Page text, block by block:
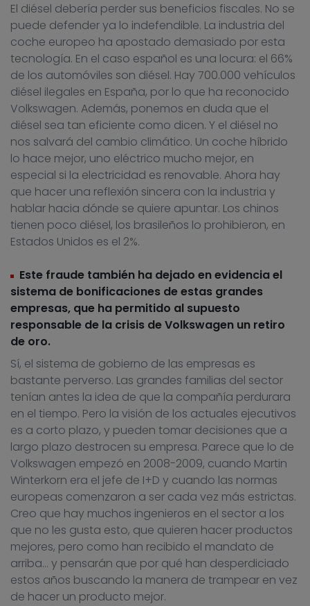
El diésel debería perder sus beneficios fiscales. No se
puede defender ya lo indefendible. La industria del
coche europeo ha apostado demasiado por esta
tecnología. En el caso español es una locura: el 66%
de los automóviles son diésel. Hay 700.000 vehículos
diésel ilegales en España, por lo que ha reconocido
Volkswagen. Además, ponemos en duda que el
diésel sea tan eficiente como dicen. Y el diésel no
nos salvará del cambio climático. Un coche híbrido
lo hace mejor, uno eléctrico mucho mejor, en
especial si la electricidad es renovable. Ahora hay
que hacer una reflexión sincera con la industria y
hablar hacia dónde se quiere apuntar. Los chinos
tienen poco diésel, los brasileños lo prohibieron, en
Estados Unidos es el 2%.
Este fraude también ha dejado en evidencia el
sistema de bonificaciones de estas grandes
empresas, que ha permitido al supuesto
responsable de la crisis de Volkswagen un retiro
de oro.
Sí, el sistema de gobierno de las empresas es
bastante perverso. Las grandes familias del sector
tenían antes la idea de que la compañía perdurara
en el tiempo. Pero la visión de los actuales ejecutivos
es a corto plazo, y pueden tomar decisiones que a
largo plazo destrocen su empresa. Parece que lo de
Volkswagen empezó en 2008-2009, cuando Martin
Winterkorn era el jefe de I+D y cuando las normas
europeas comenzaron a ser cada vez más estrictas.
Creo que hay muchos ingenieros en el sector a los
que no les gusta esto, que quieren hacer productos
mejores, pero como han recibido el mandato de
arriba… y pensarán que por qué han desperdiciado
estos años buscando la manera de trampear en vez
de hacer un producto mejor.